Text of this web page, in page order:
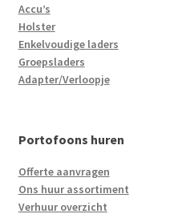
Accu’s
Holster
Enkelvoudige laders
Groepsladers
Adapter/Verloopje
Portofoons huren
Offerte aanvragen
Ons huur assortiment
Verhuur overzicht